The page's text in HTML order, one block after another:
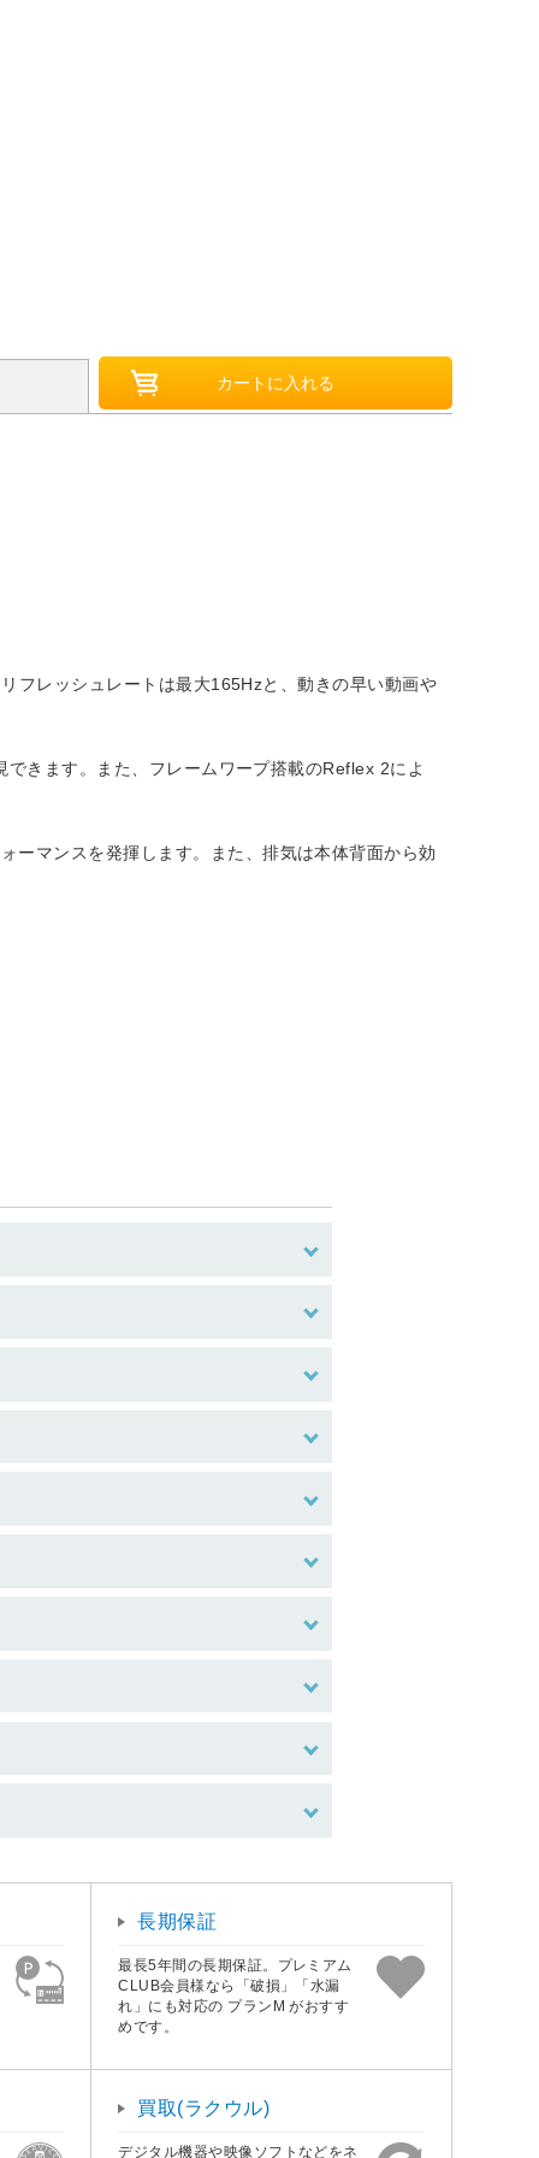
フレッシュレートは最大165Hzと、動きの早い動画や
きます。また、フレームワープ搭載のReflex 2によ
ーマンスを発揮します。また、排気は本体背面から効
長期保証
最長5年間の長期保証。プレミアム
CLUB会員様なら「破損」「水漏
れ」にも対応の プランM がおすす
めです。
買取(ラクウル)
デジタル機器や映像ソフトなどをネ